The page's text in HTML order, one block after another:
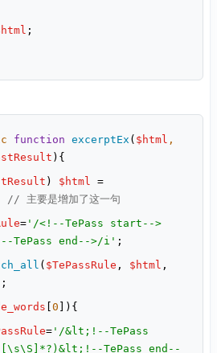
function excerptEx ( $html
)
) $html
// 主要是增加了这一句
= '/<!--TePass start-->
TePass end-->/i'
( $TePassRule , $html
0
= '/&lt;!--TePass
TePass end--